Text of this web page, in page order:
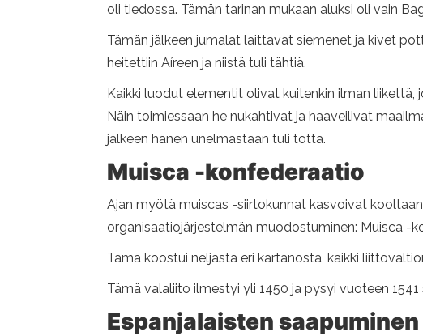
oli tiedossa. Tämän tarinan mukaan aluksi oli vain
Tämän jälkeen jumalat laittavat siemenet ja kivet
heitettiin Aíreen ja niistä tuli tähtiä.
Kaikki luodut elementit olivat kuitenkin ilman
Näin toimiessaan he nukahtivat ja haaveilivat
jälkeen hänen unelmastaan ​​tuli totta.
Muisca -konfederaatio
Ajan myötä muiscas -siirtokunnat kasvoivat
organisaatiojärjestelmän muodostuminen: Muisca -
Tämä koostui neljästä eri kartanosta, kaikki
Tämä valaliito ilmestyi yli 1450 ja pysyi vuoteen
Espanjalaisten saapuminen